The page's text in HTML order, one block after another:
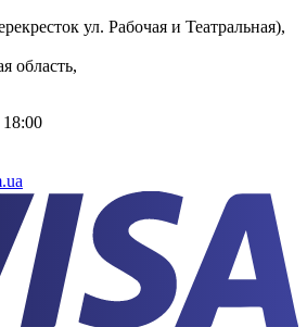
ул. Рабочая и Театральная),
область,